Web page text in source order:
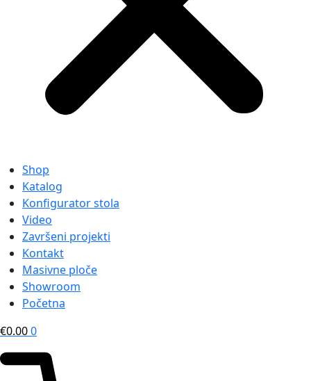
Shop
Katalog
Konfigurator stola
Video
Završeni projekti
Kontakt
Masivne ploče
Showroom
Početna
€0.000